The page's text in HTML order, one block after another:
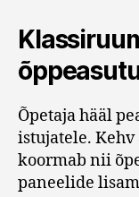
Õpetaja hääl
istujatele.
koormab nii
paneelide